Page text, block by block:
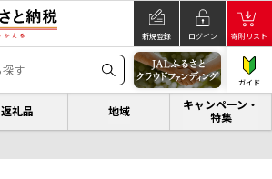
新規登録 ログイン 寄附リスト
ガイド
返礼品 地域
キャンペーン・
特集